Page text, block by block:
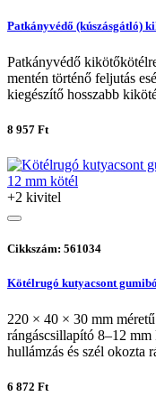
Patkányvédő (kúszásgátló)
Patkányvédő
mentén történő feljutás
kiegészítő hosszabb
8 957 Ft
+2 kivitel
Cikkszám: 561034
Kötélrugó kutyacsont
220 × 40 × 30 mm
rángáscsillapító 8–12
hullámzás és szél okozta
6 872 Ft